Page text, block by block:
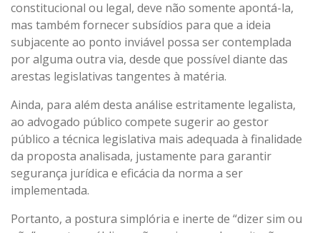
constitucional ou legal, deve não somente apontá-la,
mas também fornecer subsídios para que a ideia
subjacente ao ponto inviável possa ser contemplada
por alguma outra via, desde que possível diante das
arestas legislativas tangentes à matéria.
Ainda, para além desta análise estritamente legalista,
ao advogado público compete sugerir ao gestor
público a técnica legislativa mais adequada à finalidade
da proposta analisada, justamente para garantir
segurança jurídica e eficácia da norma a ser
implementada.
Portanto, a postura simplória e inerte de “dizer sim ou